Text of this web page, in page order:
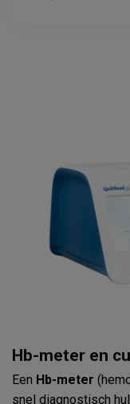
Hb-meter en
Een Hb-meter
snel diagnostisch